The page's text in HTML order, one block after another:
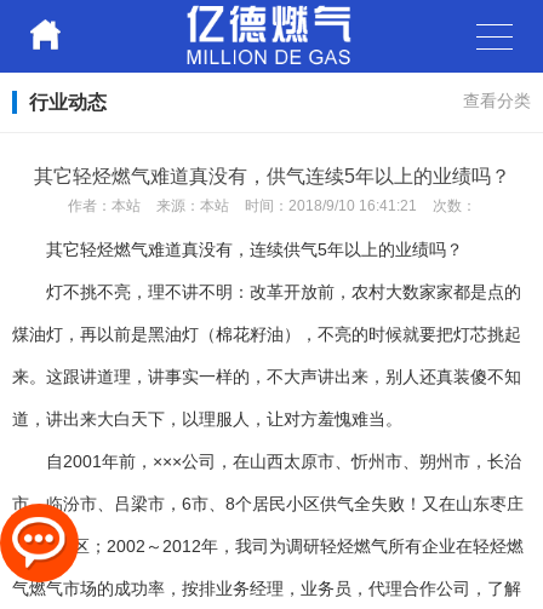
行业动态 查看分类
其它轻烃燃气难道真没有，供气连续5年以上的业绩吗？
作者： 本站 来源： 本站 时间： 2018/9/10 16:41:21 次数：
其它轻烃燃气难道真没有， 连续供气5年以上的业绩吗？
灯不挑不亮，理不讲不明：改革开放前，农村大数家家都是点的
煤油灯，再以前是黑油灯（棉花籽油），不亮的时候就要把灯芯挑起
来。这跟讲道理，讲事实一样的，不大声讲出来，别人还真装傻不知
道，讲出来大白天下，以理服人，让对方羞愧难当。
自2001年前，×××公司，在山西太原市、忻州市、朔州市，长治
市、临汾市、吕梁市，6市、8个居民小区供气全失败！又在山东枣庄
失败3小区；2002～2012年，我司为调研轻烃燃气所有企业在轻烃燃
气燃气市场的成功率，按排业务经理，业务员，代理合作公司，了解